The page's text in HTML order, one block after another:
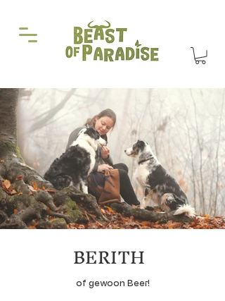
BERITH
of gewoon Beer!